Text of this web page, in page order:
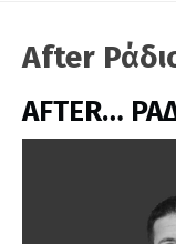
After
AFTER…